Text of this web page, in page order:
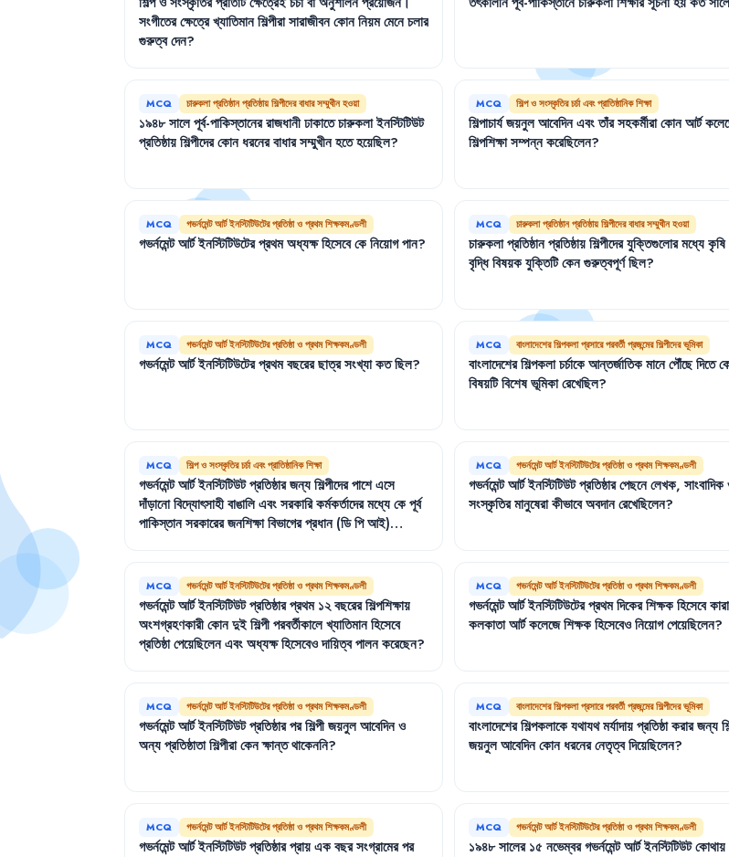
সংগীতেরক্ষেত্রেখ্যাতিমানশিল্পীরাসারাজীবনকোননিয়মমেনেচলার
গুরুত্বদেন?
MCQ চারুকলা প্রতিষ্ঠান প্রতিষ্ঠায় শিল্পীদের বাধার সম্মুখীন হওয়া
১৯৪৮সালেপূর্ব-পাকিস্তানেররাজধানীঢাকাতেচারুকলাইনস্টিটিউট
প্রতিষ্ঠায়শিল্পীদেরকোনধরনেরবাধারসম্মুখীনহতেহয়েছিল?
MCQ শিল্প ও সংস্কৃতির চর্চা এবং প্রাতিষ্ঠানিক শিক্ষা
শিল্পাচার্যজয়নুলআবেদিনএবং তাঁরসহকর্মীরাকোনআর্ট
শিল্পশিক্ষাসম্পন্নকরেছিলেন?
MCQ গভর্নমেন্ট আর্ট ইনস্টিটিউটের প্রতিষ্ঠা ও প্রথম শিক্ষকমণ্ডলী
গভর্নমেন্টআর্টইনস্টিটিউটেরপ্রথমঅধ্যক্ষহিসেবেকেনিয়োগপান?
MCQ চারুকলা প্রতিষ্ঠান প্রতিষ্ঠায় শিল্পীদের বাধার সম্মুখীন হওয়া
চারুকলাপ্রতিষ্ঠানপ্রতিষ্ঠায় শিল্পীদেরযুক্তিগুলোরমধ্যে কৃষি
বৃদ্ধিবিষয়কযুক্তিটিকেনগুরুত্বপূর্ণছিল?
MCQ গভর্নমেন্ট আর্ট ইনস্টিটিউটের প্রতিষ্ঠা ও প্রথম শিক্ষকমণ্ডলী
গভর্নমেন্টআর্টইনস্টিটিউটেরপ্রথমবছরেরছাত্রসংখ্যাকতছিল?
MCQ বাংলাদেশের শিল্পকলা প্রসারে পরবর্তী প্রজন্মের শিল্পীদের ভূমিকা
বাংলাদেশেরশিল্পকলাচর্চাকেআন্তর্জাতিকমানেপৌঁছেদিতে
বিষয়টিবিশেষভূমিকারেখেছিল?
MCQ শিল্প ও সংস্কৃতির চর্চা এবং প্রাতিষ্ঠানিক শিক্ষা
গভর্নমেন্টআর্টইনস্টিটিউটপ্রতিষ্ঠারজন্যশিল্পীদেরপাশেএসে
দাঁড়ানোবিদ্যোৎসাহীবাঙালিএবংসরকারিকর্মকর্তাদেরমধ্যেকেপূর্ব
পাকিস্তানসরকারেরজনশিক্ষাবিভাগেরপ্রধান (ডিপিআই)
MCQ গভর্নমেন্ট আর্ট ইনস্টিটিউটের প্রতিষ্ঠা ও প্রথম শিক্ষকমণ্ডলী
গভর্নমেন্টআর্টইনস্টিটিউটপ্রতিষ্ঠারপেছনেলেখক, সাংবাদিক
সংস্কৃতিরমানুষেরাকীভাবেঅবদানরেখেছিলেন?
MCQ গভর্নমেন্ট আর্ট ইনস্টিটিউটের প্রতিষ্ঠা ও প্রথম শিক্ষকমণ্ডলী
গভর্নমেন্টআর্টইনস্টিটিউটপ্রতিষ্ঠারপ্রথম ১২বছরেরশিল্পশিক্ষায়
অংশগ্রহণকারীকোনদুইশিল্পীপরবর্তীকালেখ্যাতিমানহিসেবে
প্রতিষ্ঠাপেয়েছিলেনএবংঅধ্যক্ষহিসেবেওদায়িত্বপালনকরেছেন?
MCQ গভর্নমেন্ট আর্ট ইনস্টিটিউটের প্রতিষ্ঠা ও প্রথম শিক্ষকমণ্ডলী
গভর্নমেন্টআর্টইনস্টিটিউটেরপ্রথমদিকেরশিক্ষকহিসেবেকারা
কলকাতাআর্টকলেজেশিক্ষকহিসেবেওনিয়োগপেয়েছিলেন?
MCQ গভর্নমেন্ট আর্ট ইনস্টিটিউটের প্রতিষ্ঠা ও প্রথম শিক্ষকমণ্ডলী
গভর্নমেন্টআর্টইনস্টিটিউটপ্রতিষ্ঠারপরশিল্পীজয়নুলআবেদিনও
অন্যপ্রতিষ্ঠাতাশিল্পীরাকেনক্ষান্তথাকেননি?
MCQ বাংলাদেশের শিল্পকলা প্রসারে পরবর্তী প্রজন্মের শিল্পীদের ভূমিকা
বাংলাদেশেরশিল্পকলাকেযথাযথমর্যাদায় প্রতিষ্ঠাকরারজন্য
জয়নুলআবেদিনকোনধরনেরনেতৃত্বদিয়েছিলেন?
MCQ গভর্নমেন্ট আর্ট ইনস্টিটিউটের প্রতিষ্ঠা ও প্রথম শিক্ষকমণ্ডলী
গভর্নমেন্টআর্টইনস্টিটিউটপ্রতিষ্ঠারপ্রায়একবছরসংগ্রামেরপর
MCQ গভর্নমেন্ট আর্ট ইনস্টিটিউটের প্রতিষ্ঠা ও প্রথম শিক্ষকমণ্ডলী
১৯৪৮সালের ১৫ নভেম্বরগভর্নমেন্টআর্টইনস্টিটিউটকোথায়